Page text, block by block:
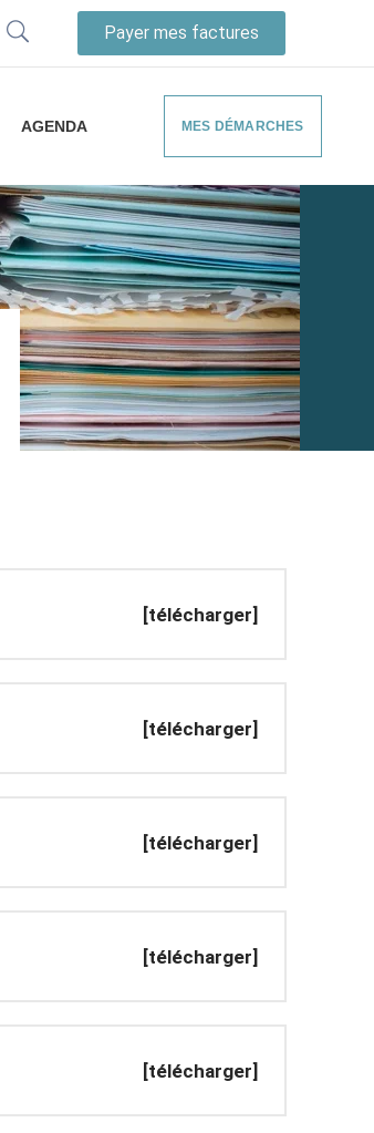
Payer mes factures
AGENDA MES DÉMARCHES
[télécharger]
[télécharger]
[télécharger]
[télécharger]
[télécharger]